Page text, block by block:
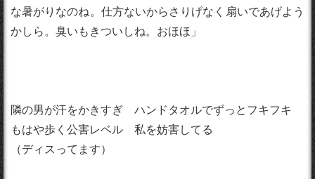
な暑がりなのね。仕方ないからさりげなく扇いであげよう
かしら。臭いもきついしね。おほほ」
隣の男が汗をかきすぎ ハンドタオルでずっとフキフキ
もはや歩く公害レベル 私を妨害してる
（ディスってます）